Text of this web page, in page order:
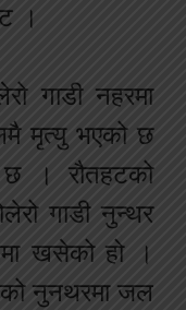
।
गाडी नहरमा
मृत्यु भएको छ
। रौतहटको
गाडी नुन्थर
खसेको हो ।
नुनथरमा जल